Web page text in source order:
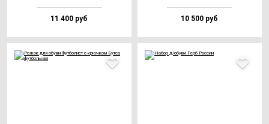
11 400 руб 10 500 руб